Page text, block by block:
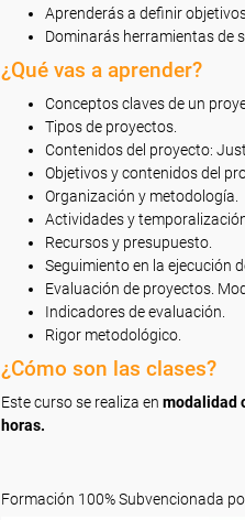
Aprenderás a definir
Dominarás herramientas de
¿Qué vas a aprender?
Conceptos claves de un
Tipos de proyectos.
Contenidos del proyecto:
Objetivos y contenidos del
Organización y metodología.
Actividades y
Recursos y presupuesto.
Seguimiento en la ejecución
Evaluación de proyectos.
Indicadores de evaluación.
Rigor metodológico.
¿Cómo son las clases?
Este curso se realiza en modalidad
horas.
Formación 100% Subvencionada